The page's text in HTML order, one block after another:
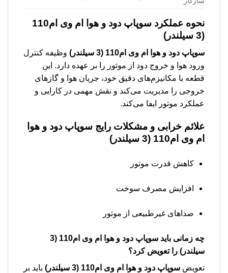
نحوه عملکرد
سوپاپ دود و هوا ام وی ام110
(3 سیلندر)
سوپاپ دود و هوا ام وی ام110 (3 سیلندر)
وظیفه کنترل
ورود هوا و خروج دود از موتور را بر عهده دارد. این
قطعه با مکانیزم‌های دقیق خود، جریان هوا و گازهای
خروجی را مدیریت می‌کند و نقش مهمی در کارایی و
عملکرد موتور ایفا می‌کند.
علائم خرابی و مشکلات رایج سوپاپ دود و هوا
ام وی ام110 (3 سیلندر)
کاهش قدرت موتور
افزایش مصرف سوخت
صداهای غیرطبیعی از موتور
چه زمانی باید
سوپاپ دود و هوا ام وی ام110 (3
سیلندر) را تعویض کرد؟
تعویض سوپاپ دود و هوا ام وی ام110 (3 سیلندر)
باید بر